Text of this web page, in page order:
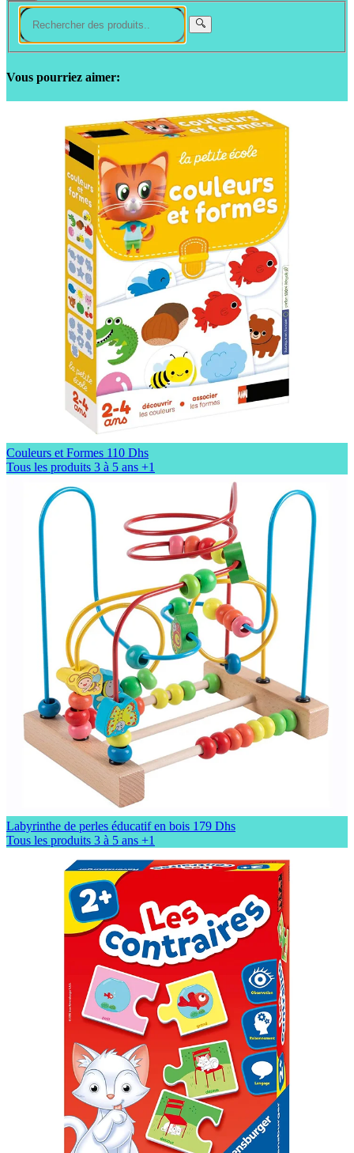
Vous pourriez aimer:
Couleurs et Formes 110 Dhs
Tous les produits 3 à 5 ans +1
Labyrinthe de perles éducatif en bois 179 Dhs
Tous les produits 3 à 5 ans +1